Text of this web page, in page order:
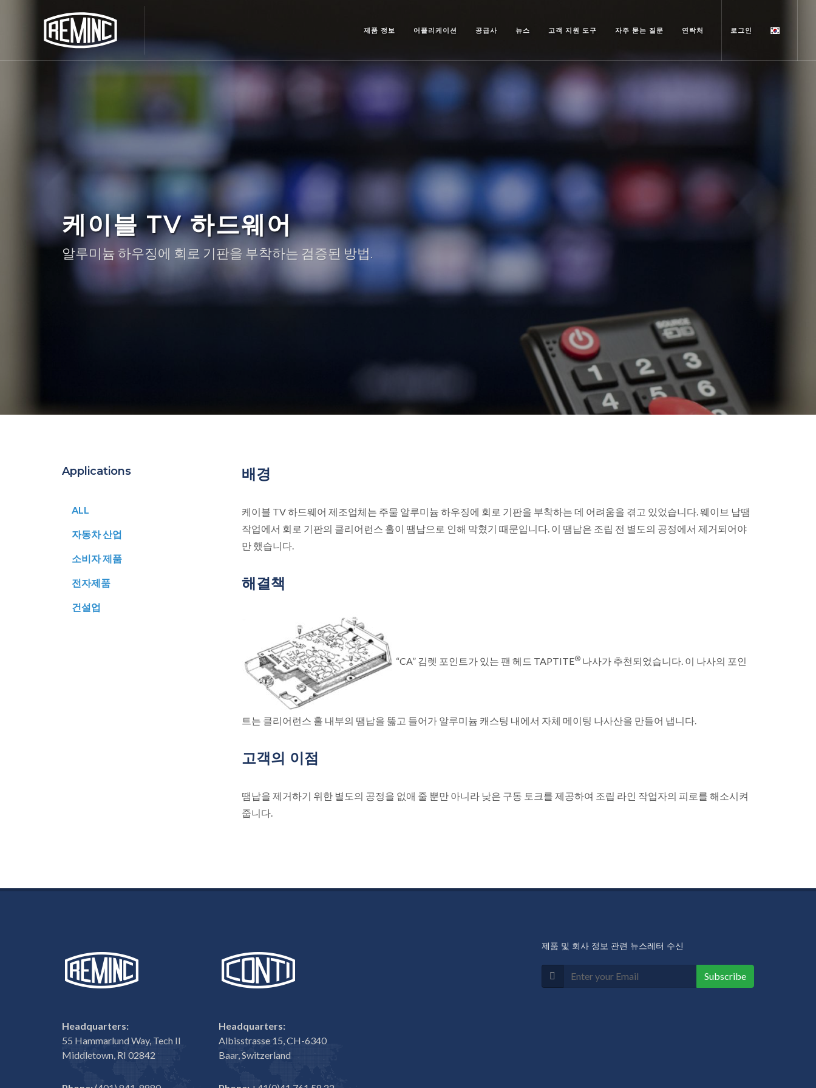
제품 정보 어플리케이션 공급사 뉴스 고객 지원 도구 자주 묻는 질문 연락처 로그인
케이블 TV 하드웨어
알루미늄 하우징에 회로 기판을 부착하는 검증된 방법.
배경
케이블 TV 하드웨어 제조업체는 주물 알루미늄 하우징에 회로 기판을 부착하는 데 어려움을 겪고 있었습니다. 웨이브 납땜
작업에서 회로 기판의 클리어런스 홀이 땜납으로 인해 막혔기 때문입니다. 이 땜납은 조립 전 별도의 공정에서 제거되어야
만 했습니다.
해결책
“CA” 김렛 포인트가 있는 팬 헤드 TAPTITE® 나사가 추천되었습니다. 이 나사의 포인
트는 클리어런스 홀 내부의 땜납을 뚫고 들어가 알루미늄 캐스팅 내에서 자체 메이팅 나사산을 만들어 냅니다.
고객의 이점
땜납을 제거하기 위한 별도의 공정을 없애 줄 뿐만 아니라 낮은 구동 토크를 제공하여 조립 라인 작업자의 피로를 해소시켜
줍니다.
Applications
ALL
자동차 산업
소비자 제품
전자제품
건설업
Headquarters:
55 Hammarlund Way, Tech II
Middletown, RI 02842
Headquarters:
Albisstrasse 15, CH-6340
Baar, Switzerland
제품 및 회사 정보 관련 뉴스레터 수신
Subscribe